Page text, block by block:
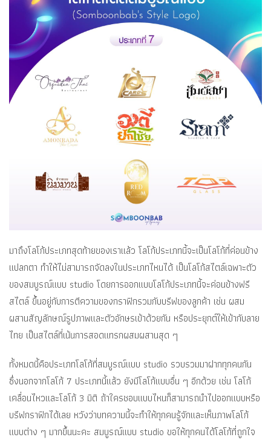
มาถึงโลโก้ประเภทสุดท้ายของเราแล้ว โลโก้ประเภทนี้จะเป็นโลโก้ที่ค่อนข้าง
แปลกตา ทำให้ไม่สามารถจัดลงในประเภทไหนได้ เป็นโลโก้สไตล์เฉพาะตัว
ของสมบูรณ์แบบ studio โดยการออกแบบโลโก้ประเภทนี้จะค่อนข้างฟรี
สไตล์ ขึ้นอยู่กับการตีความของกราฟิกรวมกับบรีฟของลูกค้า เช่น ผสม
ผสานสัญลักษณ์รูปภาพและตัวอักษรเข้าด้วยกัน หรือประยุกต์ให้เข้ากับลาย
ไทย เป็นสไตล์ที่เน้นการสอดแทรกผสมผสานสุด ๆ
ทั้งหมดนี้คือประเภทโลโก้ที่สมบูรณ์แบบ studio รวบรวมมาฝากทุกคนกัน
ซึ่งนอกจากโลโก้ 7 ประเภทนี้แล้ว ยังมีโลโก้แบบอื่น ๆ อีกด้วย เช่น โลโก้
เคลื่อนไหวและโลโก้ 3 มิติ ถ้าใครชอบแบบไหนก็สามารถนำไปออกแบบหรือ
บรีฟกราฟิกได้เลย หวังว่าบทความนี้จะทำให้ทุกคนรู้จักและเห็นภาพโลโก้
แบบต่าง ๆ มากขึ้นนะคะ สมบูรณ์แบบ studio ขอให้ทุกคนได้โลโก้ที่ถูกใจ